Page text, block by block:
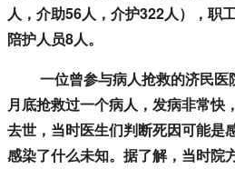
人，介助56人，介护322人），职
陪护人员8人。
一位曾参与病人抢救的济民医
月底抢救过一个病人，发病非常
去世，当时医生们判断死因可能是
感染了什么未知。据了解，当时院